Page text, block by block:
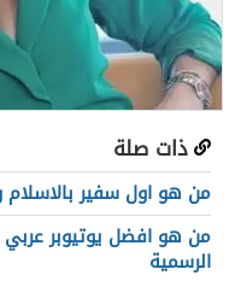
ذات صلة
من هو اول سفير بالاسلام
من هو افضل يوتيوبر
الرسمية